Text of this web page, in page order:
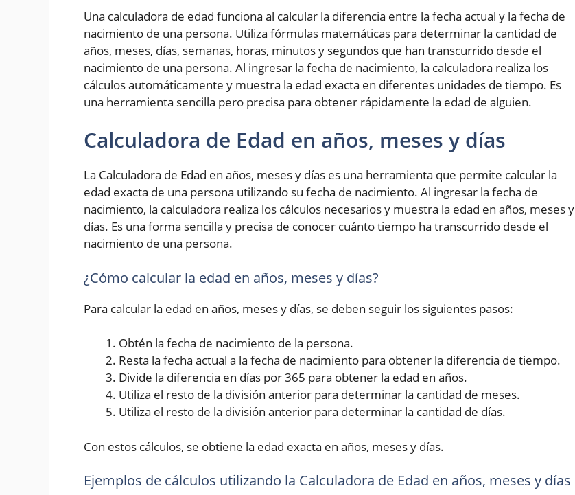
Una calculadora de edad funciona al calcular la diferencia entre la fecha actual y la fecha de
nacimiento de una persona. Utiliza fórmulas matemáticas para determinar la cantidad de
años, meses, días, semanas, horas, minutos y segundos que han transcurrido desde el
nacimiento de una persona. Al ingresar la fecha de nacimiento, la calculadora realiza los
cálculos automáticamente y muestra la edad exacta en diferentes unidades de tiempo. Es
una herramienta sencilla pero precisa para obtener rápidamente la edad de alguien.
Calculadora de Edad en años, meses y días
La Calculadora de Edad en años, meses y días es una herramienta que permite calcular la
edad exacta de una persona utilizando su fecha de nacimiento. Al ingresar la fecha de
nacimiento, la calculadora realiza los cálculos necesarios y muestra la edad en años, meses y
días. Es una forma sencilla y precisa de conocer cuánto tiempo ha transcurrido desde el
nacimiento de una persona.
¿Cómo calcular la edad en años, meses y días?
Para calcular la edad en años, meses y días, se deben seguir los siguientes pasos:
Obtén la fecha de nacimiento de la persona.
Resta la fecha actual a la fecha de nacimiento para obtener la diferencia de tiempo.
Divide la diferencia en días por 365 para obtener la edad en años.
Utiliza el resto de la división anterior para determinar la cantidad de meses.
Utiliza el resto de la división anterior para determinar la cantidad de días.
Con estos cálculos, se obtiene la edad exacta en años, meses y días.
Ejemplos de cálculos utilizando la Calculadora de Edad en años, meses y días